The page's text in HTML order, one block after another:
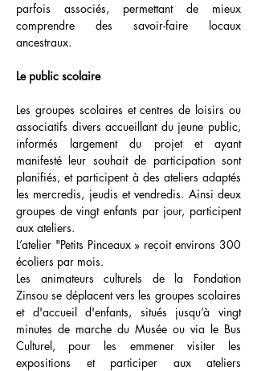
parfois associés, permettant de mieux
comprendre des savoir-faire locaux
ancestraux.
Le public scolaire
Les groupes scolaires et centres de loisirs ou
associatifs divers accueillant du jeune public,
informés largement du projet et ayant
manifesté leur souhait de participation sont
planifiés, et participent à des ateliers adaptés
les mercredis, jeudis et vendredis. Ainsi deux
groupes de vingt enfants par jour, participent
aux ateliers.
L’atelier "Petits Pinceaux » reçoit environs 300
écoliers par mois.
Les animateurs culturels de la Fondation
Zinsou se déplacent vers les groupes scolaires
et d'accueil d'enfants, situés jusqu’à vingt
minutes de marche du Musée ou via le Bus
Culturel, pour les emmener visiter les
expositions et participer aux ateliers